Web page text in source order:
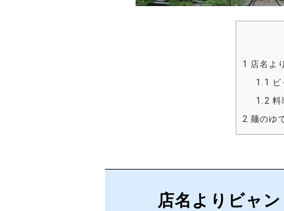
1
店名よ
1.1
1.2 料
2 麺のゆ
店名よりビャ